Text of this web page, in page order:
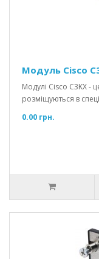
Модуль Cisco
Модулі Cisco C3KX -
розміщуються в
0.00 грн.